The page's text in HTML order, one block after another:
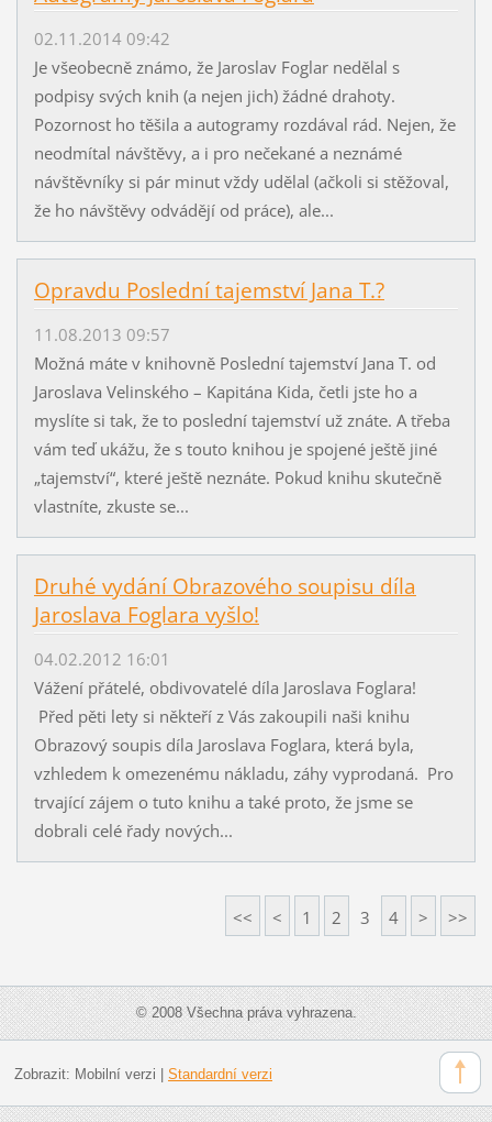
02.11.2014 09:42
Je všeobecně známo, že Jaroslav Foglar nedělal s
podpisy svých knih (a nejen jich) žádné drahoty.
Pozornost ho těšila a autogramy rozdával rád. Nejen, že
neodmítal návštěvy, a i pro nečekané a neznámé
návštěvníky si pár minut vždy udělal (ačkoli si stěžoval,
že ho návštěvy odvádějí od práce), ale...
Opravdu Poslední tajemství Jana T.?
11.08.2013 09:57
Možná máte v knihovně Poslední tajemství Jana T. od
Jaroslava Velinského – Kapitána Kida, četli jste ho a
myslíte si tak, že to poslední tajemství už znáte. A třeba
vám teď ukážu, že s touto knihou je spojené ještě jiné
„tajemství“, které ještě neznáte. Pokud knihu skutečně
vlastníte, zkuste se...
Druhé vydání Obrazového soupisu díla
Jaroslava Foglara vyšlo!
04.02.2012 16:01
Vážení přátelé, obdivovatelé díla Jaroslava Foglara!
Před pěti lety si někteří z Vás zakoupili naši knihu
Obrazový soupis díla Jaroslava Foglara, která byla,
vzhledem k omezenému nákladu, záhy vyprodaná. Pro
trvající zájem o tuto knihu a také proto, že jsme se
dobrali celé řady nových...
<< < 1 2 3 4 > >>
© 2008 Všechna práva vyhrazena.
Zobrazit: Mobilní verzi | Standardní verzi